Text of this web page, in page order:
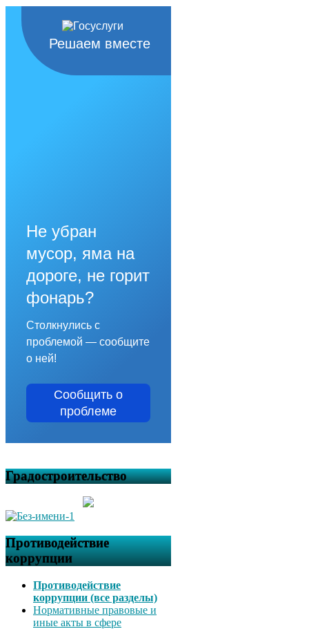
Решаем вместе
Не убран
мусор, яма на
дороге, не горит
фонарь?
Столкнулись с
проблемой — сообщите
о ней!
Сообщить о
проблеме
Градостроительство
Противодействие
коррупции
Противодействие
коррупции (все разделы)
Нормативные правовые и
иные акты в сфере